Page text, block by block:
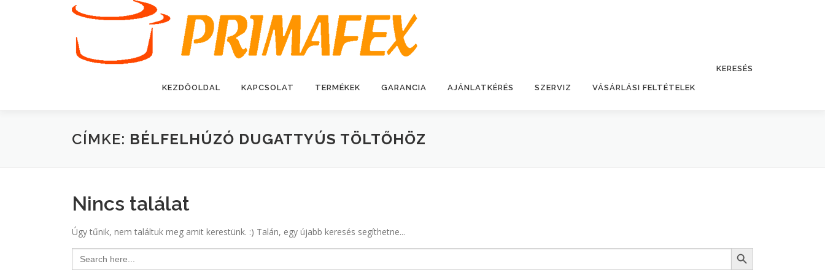
KEZDŐOLDAL KAPCSOLAT TERMÉKEK GARANCIA AJÁNLATKÉRÉS SZERVIZ VÁSÁRLÁSI FELTÉTELEK
KERESÉS
CÍMKE: BÉLFELHÚZÓ DUGATTYÚS TÖLTŐHÖZ
Nincs találat
Úgy tűnik, nem találtuk meg amit kerestünk. :) Talán, egy újabb keresés segíthetne...
Search
for:
Search Button